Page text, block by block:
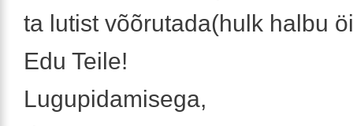
ta lutist võõrutada(hulk halbu
Edu Teile!
Lugupidamisega,